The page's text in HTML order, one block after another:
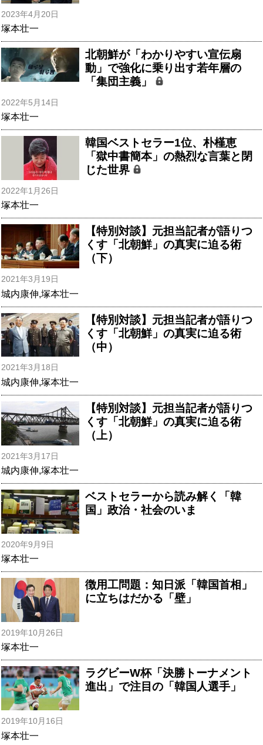
2023年4月20日
塚本壮一
北朝鮮が「わかりやすい宣伝扇
動」で強化に乗り出す若年層の
「集団主義」
2022年5月14日
塚本壮一
韓国ベストセラー1位、朴槿恵
「獄中書簡本」の熱烈な言葉と閉
じた世界
2022年1月26日
塚本壮一
【特別対談】元担当記者が語りつ
くす「北朝鮮」の真実に迫る術
（下）
2021年3月19日
城内康伸,塚本壮一
【特別対談】元担当記者が語りつ
くす「北朝鮮」の真実に迫る術
（中）
2021年3月18日
城内康伸,塚本壮一
【特別対談】元担当記者が語りつ
くす「北朝鮮」の真実に迫る術
（上）
2021年3月17日
城内康伸,塚本壮一
ベストセラーから読み解く「韓
国」政治・社会のいま
2020年9月9日
塚本壮一
徴用工問題：知日派「韓国首相」
に立ちはだかる「壁」
2019年10月26日
塚本壮一
ラグビーW杯「決勝トーナメント
進出」で注目の「韓国人選手」
2019年10月16日
塚本壮一